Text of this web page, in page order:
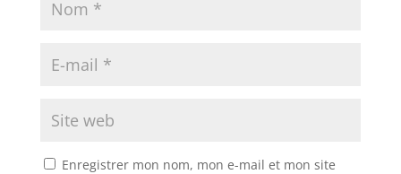
Enregistrer mon nom, mon e-mail et mon site